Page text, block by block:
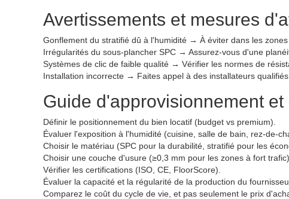
Avertissements et mesures
Gonflement du stratifié dû à l'humidité → À éviter dans les zones
Irrégularités du sous-plancher SPC → Assurez-vous d'une
Systèmes de clic de faible qualité → Vérifier les normes de
Installation incorrecte → Faites appel à des installateurs
Guide d'approvisionnement et
Définir le positionnement du bien locatif (budget vs premium).
Évaluer l'exposition à l'humidité (cuisine, salle de bain, rez-de-
Choisir le matériau (SPC pour la durabilité, stratifié pour les
Choisir une couche d'usure (≥0,3 mm pour les zones à fort trafic).
Vérifier les certifications (ISO, CE, FloorScore).
Évaluer la capacité et la régularité de la production du
Comparez le coût du cycle de vie, et pas seulement le prix